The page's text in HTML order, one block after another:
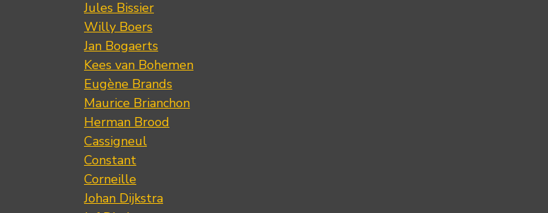
Jules Bissier
Willy Boers
Jan Bogaerts
Kees van Bohemen
Eugène Brands
Maurice Brianchon
Herman Brood
Cassigneul
Constant
Corneille
Johan Dijkstra